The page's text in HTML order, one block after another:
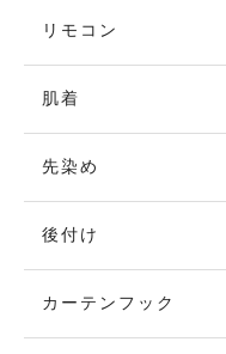
リモコン
肌着
先染め
後付け
カーテンフック